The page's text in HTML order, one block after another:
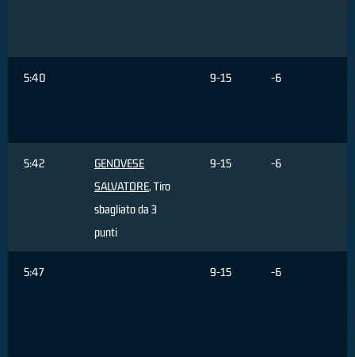
5:40 9-15 -6
5:42
GENOVESE
SALVATORE, Tiro
sbagliato da 3
punti
9-15 -6
5:47 9-15 -6